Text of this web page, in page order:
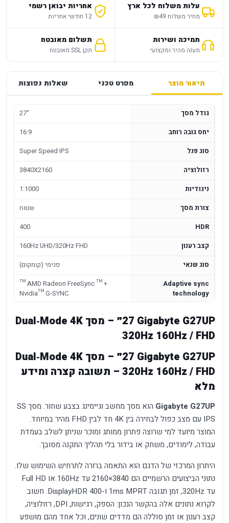
עלות משלוח לכל ארץ
מחיר משלוח ₪49
אחריות יבואן רשמי
12 חודשי אחריות
תמיכה ושירות
מענה מהיר ומקצועי
תשלום מאובטח
תקן SSL מאובטח
תיאור מוצר מפרט טכני שאלות נפוצות
גודל מסך
27"
יחס גובה רוחב
16:9
סוג פנל
Super Speed IPS
רזולוציה
3840X2160
ניגודיות
1:1000
צורת מסך
שטוח
HDR
400
קצב רענון
160Hz UHD/320Hz FHD
סוג שנאי
פנימי (קומקום)
Adaptive sync
technology
™ AMD Radeon FreeSync ™ +
Nvidia™ G-SYNC
Gigabyte G27UP ‏27״ – מסך Dual‑Mode 4K
Gigabyte G27UP ‏27״ – מסך Dual‑Mode 4K
‏160Hz / FHD ‏320Hz – תשובה קצרה ומידע
מלא
Gigabyte G27UP
הוא מסך מחשב וגיימינג בצבע שחור. מסך SS
IPS עם מצב כפול לבחירה בין 4K חד לבין FHD מהיר במיוחד.
המוצר מיועד למי שרוצה פתרון ממותג ומוכר שניתן לשלב בעמדת
עבודה, לימודים, משחק או בידור בלי תהליך התקנה מסובך.
היתרון המרכזי של הדגם הוא התאמה ברורה לתרחיש השימוש שלו.
נתוני הביצועים הרשמיים הם 3840×2160 עד 160Hz או Full HD
עד 320Hz, זמן תגובה 1ms MPRT ו-DisplayHDR 400. חשוב
לקרוא נתונים אלה בהקשר הנכון: הספק, רגישות, DPI, רזולוציה,
קצב רענון או זמן סוללה הם מדדים שונים, וכל אחד מהם מושפע